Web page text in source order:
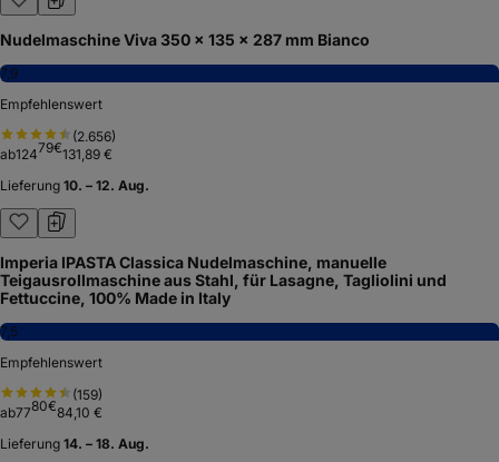
Kein Bild
axentia Nudelmaschine verchromt, Pasta-Maker für Lasagne-
Platten, Spaghetti oder Bandnudeln, manuelle Pastamaschine mit
7,3
Empfehlenswert
ab25 €25,51 €
Lieferung 10. – 12. Aug.
Kein Bild
Nudelmaschine Viva 350 x 135 x 287 mm Bianco
7,9